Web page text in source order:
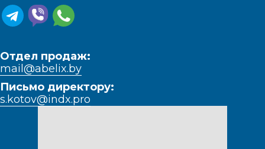
Отдел продаж:
mail@abelix.by
Письмо директору:
s.kotov@indx.pro